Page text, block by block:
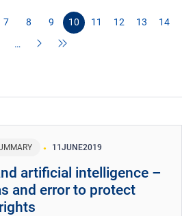
7 8 9 10 11 12 13
14
…
11 JUNE2019
artificial intelligence –
and error to protect